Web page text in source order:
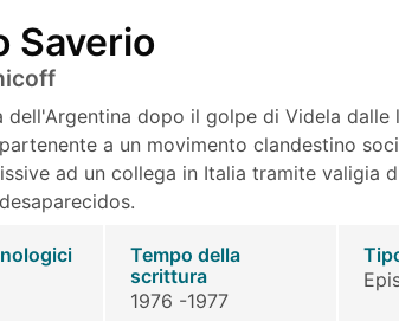
Saverio
dell'Argentina dopo il golpe di Videla dalle
a un movimento clandestino
ad un collega in Italia tramite valigia
Tempo della
scrittura
1976 -1977